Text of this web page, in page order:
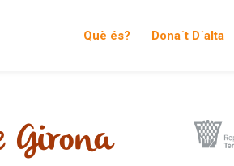
Què és?
Dona´t D´alta
Girona